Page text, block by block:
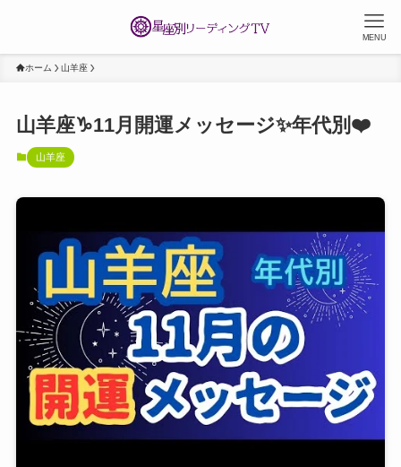
MENU
ホーム 山羊座
山羊座♑️11月開運メッセージ✨年代別❤️
山羊座